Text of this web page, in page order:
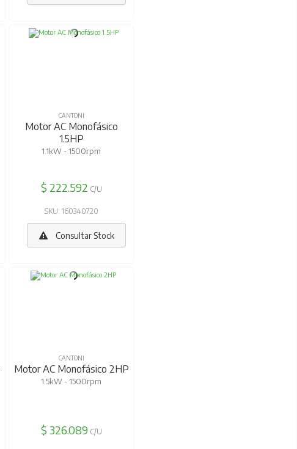
CANTONI
Motor AC Monofásico
1.5HP
1.1kW - 1500rpm
$ 222.592 C/U
SKU: 160340720
Consultar Stock
CANTONI
Motor AC Monofásico 2HP
1.5kW - 1500rpm
$ 326.089 C/U